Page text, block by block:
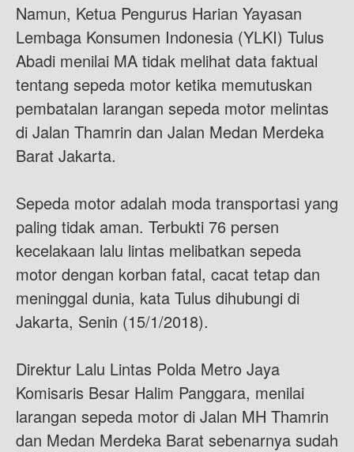
Namun, Ketua Pengurus Harian Yayasan
Lembaga Konsumen Indonesia (YLKI) Tulus
Abadi menilai MA tidak melihat data faktual
tentang sepeda motor ketika memutuskan
pembatalan larangan sepeda motor melintas
di Jalan Thamrin dan Jalan Medan Merdeka
Barat Jakarta.
Sepeda motor adalah moda transportasi yang
paling tidak aman. Terbukti 76 persen
kecelakaan lalu lintas melibatkan sepeda
motor dengan korban fatal, cacat tetap dan
meninggal dunia, kata Tulus dihubungi di
Jakarta, Senin (15/1/2018).
Direktur Lalu Lintas Polda Metro Jaya
Komisaris Besar Halim Panggara, menilai
larangan sepeda motor di Jalan MH Thamrin
dan Medan Merdeka Barat sebenarnya sudah